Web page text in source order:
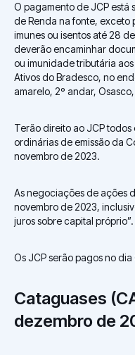
O pagamento de JCP está
de Renda na fonte, exceto
imunes ou isentos até 28
deverão encaminhar
ou imunidade tributária
Ativos do Bradesco, no
amarelo, 2º andar,
Terão direito ao JCP
ordinárias de emissão da
novembro de 2023.
As negociações de ações
novembro de 2023,
juros sobre capital próprio”.
Os JCP serão pagos no
Cataguases
dezembro de